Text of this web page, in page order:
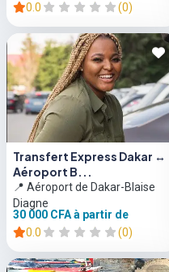
0.0
(0)
Transfert Express Dakar ↔
Aéroport B...
📍 Aéroport de Dakar-Blaise
Diagne
30 000 CFAà partir de
0.0
(0)